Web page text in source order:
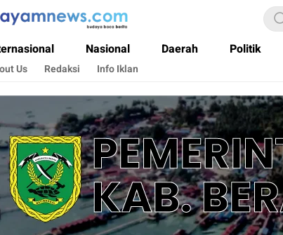
Baca Berita
Nasional Daerah Politik
Us Redaksi Info Iklan